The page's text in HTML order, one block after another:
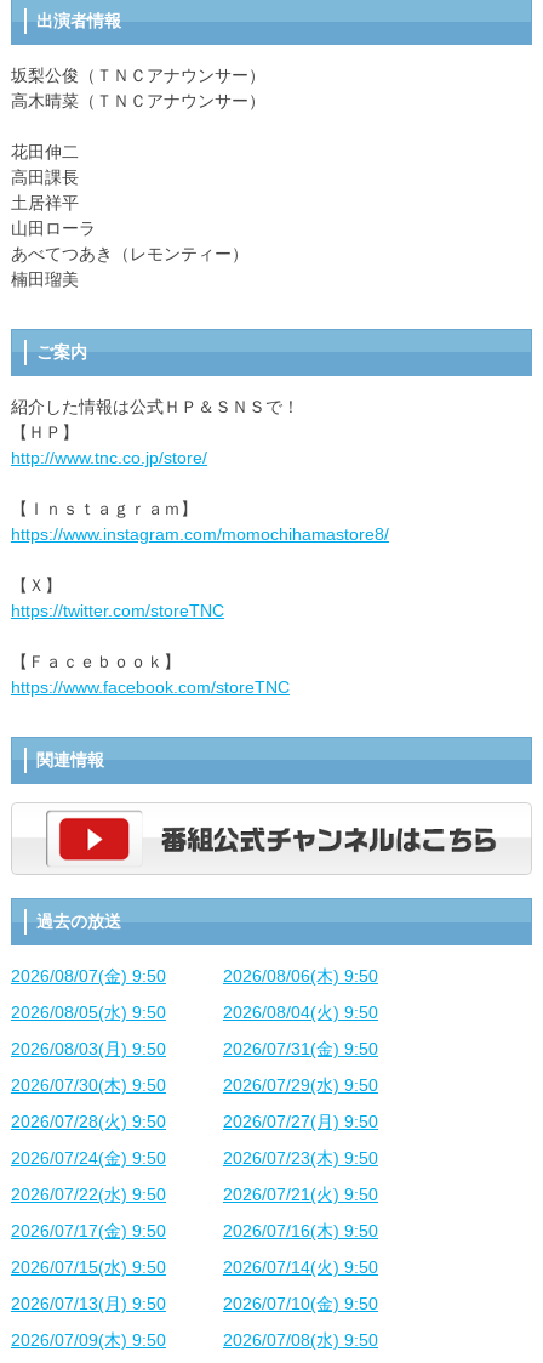
出演者情報
坂梨公俊（ＴＮＣアナウンサー）
高木晴菜（ＴＮＣアナウンサー）
花田伸二
高田課長
土居祥平
山田ローラ
あべてつあき（レモンティー）
楠田瑠美
ご案内
紹介した情報は公式ＨＰ＆ＳＮＳで！
【ＨＰ】
http://www.tnc.co.jp/store/
【Ｉｎｓｔａｇｒａｍ】
https://www.instagram.com/momochihamastore8/
【Ｘ】
https://twitter.com/storeTNC
【Ｆａｃｅｂｏｏｋ】
https://www.facebook.com/storeTNC
関連情報
過去の放送
2026/08/07(金) 9:50
2026/08/06(木) 9:50
2026/08/05(水) 9:50
2026/08/04(火) 9:50
2026/08/03(月) 9:50
2026/07/31(金) 9:50
2026/07/30(木) 9:50
2026/07/29(水) 9:50
2026/07/28(火) 9:50
2026/07/27(月) 9:50
2026/07/24(金) 9:50
2026/07/23(木) 9:50
2026/07/22(水) 9:50
2026/07/21(火) 9:50
2026/07/17(金) 9:50
2026/07/16(木) 9:50
2026/07/15(水) 9:50
2026/07/14(火) 9:50
2026/07/13(月) 9:50
2026/07/10(金) 9:50
2026/07/09(木) 9:50
2026/07/08(水) 9:50